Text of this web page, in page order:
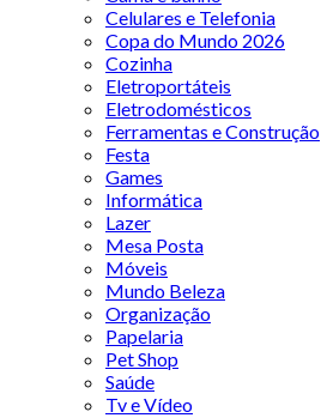
Celulares e Telefonia
Copa do Mundo 2026
Cozinha
Eletroportáteis
Eletrodomésticos
Ferramentas e Construção
Festa
Games
Informática
Lazer
Mesa Posta
Móveis
Mundo Beleza
Organização
Papelaria
Pet Shop
Saúde
Tv e Vídeo